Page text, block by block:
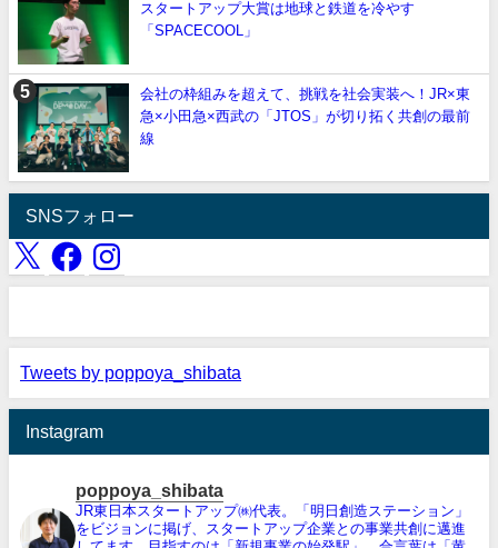
スタートアップ大賞は地球と鉄道を冷やす
「SPACECOOL」
会社の枠組みを超えて、挑戦を社会実装へ！JR×東
急×小田急×西武の「JTOS」が切り拓く共創の最前
線
SNSフォロー
Tweets by poppoya_shibata
Instagram
poppoya_shibata
JR東日本スタートアップ㈱代表。「明日創造ステーション」
をビジョンに掲げ、スタートアップ企業との事業共創に邁進